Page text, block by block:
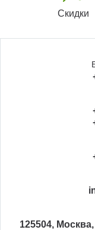
Скидки
125504,